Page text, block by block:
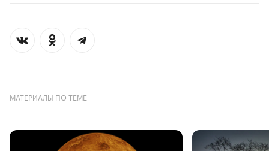
МАТЕРИАЛЫ ПО ТЕМЕ